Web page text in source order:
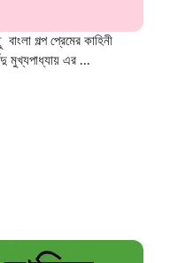
গল্প প্রেমের কাহিনী
মুখ্যপাধ্যায় এর ...